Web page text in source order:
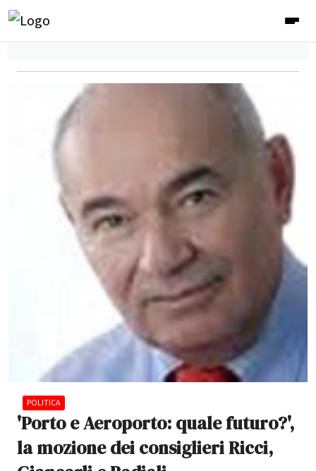
POLITICA
'Porto e Aeroporto: quale futuro?',
la mozione dei consiglieri Ricci,